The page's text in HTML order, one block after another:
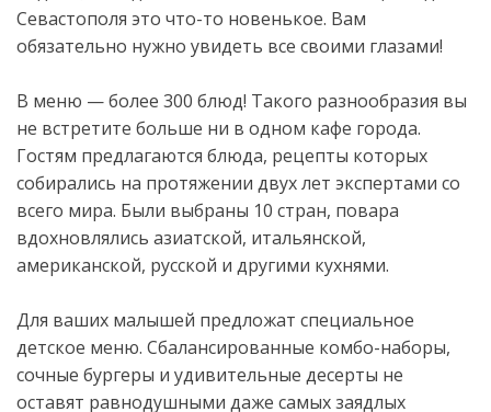
Севастополя это что-то новенькое. Вам
обязательно нужно увидеть все своими глазами!
В меню — более 300 блюд! Такого разнообразия вы
не встретите больше ни в одном кафе города.
Гостям предлагаются блюда, рецепты которых
собирались на протяжении двух лет экспертами со
всего мира. Были выбраны 10 стран, повара
вдохновлялись азиатской, итальянской,
американской, русской и другими кухнями.
Для ваших малышей предложат специальное
детское меню. Сбалансированные комбо-наборы,
сочные бургеры и удивительные десерты не
оставят равнодушными даже самых заядлых